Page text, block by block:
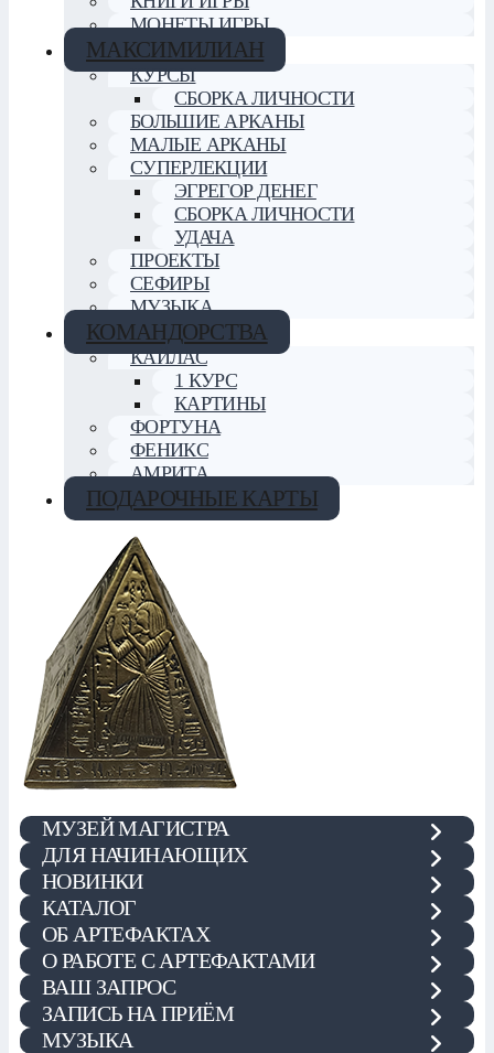
МОНЕТЫ ИГРЫ
МАКСИМИЛИАН
КУРСЫ
СБОРКА ЛИЧНОСТИ
БОЛЬШИЕ АРКАНЫ
МАЛЫЕ АРКАНЫ
СУПЕРЛЕКЦИИ
ЭГРЕГОР ДЕНЕГ
СБОРКА ЛИЧНОСТИ
УДАЧА
ПРОЕКТЫ
СЕФИРЫ
МУЗЫКА
КОМАНДОРСТВА
КАЙЛАС
1 КУРС
КАРТИНЫ
ФОРТУНА
ФЕНИКС
АМРИТА
ПОДАРОЧНЫЕ КАРТЫ
МУЗЕЙ МАГИСТРА
ДЛЯ НАЧИНАЮЩИХ
НОВИНКИ
КАТАЛОГ
ОБ АРТЕФАКТАХ
О РАБОТЕ С АРТЕФАКТАМИ
ВАШ ЗАПРОС
ЗАПИСЬ НА ПРИЁМ
МУЗЫКА